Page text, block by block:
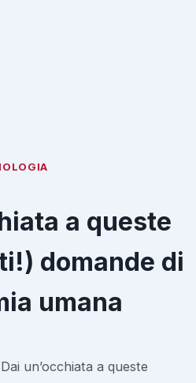
a queste
domande di
umana
Dai un’occhiata a queste